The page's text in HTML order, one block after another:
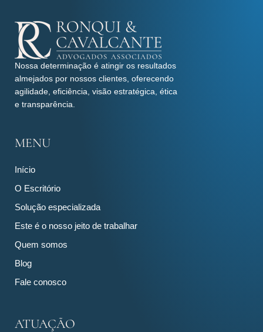
Nossa determinação é atingir os resultados
almejados por nossos clientes, oferecendo
agilidade, eficiência, visão estratégica, ética
e transparência.
MENU
Início
O Escritório
Solução especializada
Este é o nosso jeito de trabalhar
Quem somos
Blog
Fale conosco
ATUAÇÃO